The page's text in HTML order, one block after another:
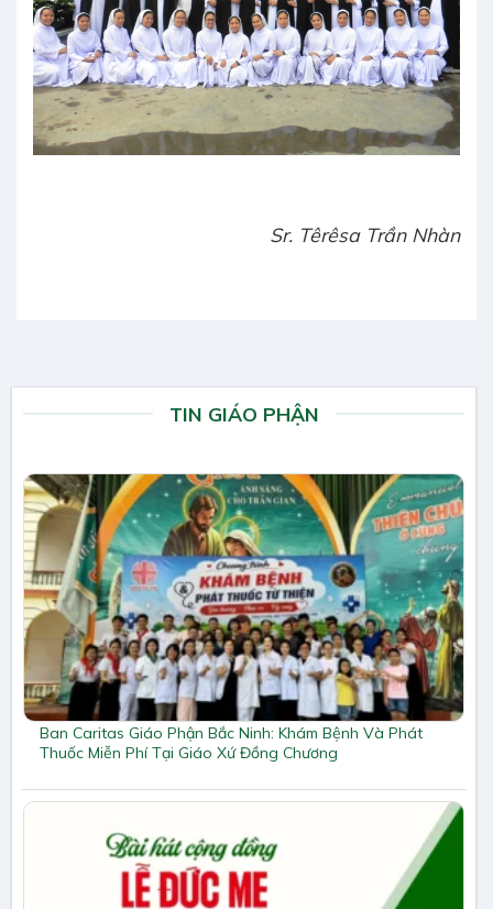
Sr. Têrêsa Trần Nhàn
TIN GIÁO PHẬN
Ban Caritas Giáo Phận Bắc Ninh: Khám Bệnh Và Phát
Thuốc Miễn Phí Tại Giáo Xứ Đồng Chương